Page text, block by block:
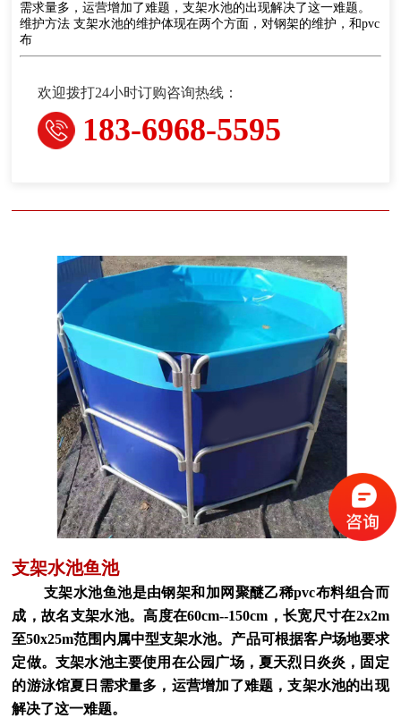
需求量多，运营增加了难题，支架水池的出现解决了这一难题。
维护方法 支架水池的维护体现在两个方面，对钢架的维护，和pvc
布
欢迎拨打24小时订购咨询热线：
183-6968-5595
支架水池鱼池
支架水池鱼池是由钢架和加网聚醚乙稀pvc布料组合而
成，故名支架水池。高度在60cm--150cm，长宽尺寸在2x2m
至50x25m范围内属中型支架水池。产品可根据客户场地要求
定做。支架水池主要使用在公园广场，夏天烈日炎炎，固定
的游泳馆夏日需求量多，运营增加了难题，支架水池的出现
解决了这一难题。